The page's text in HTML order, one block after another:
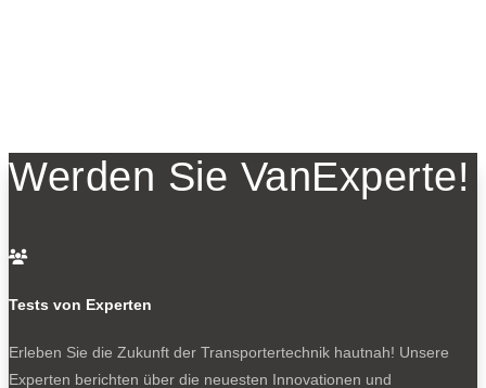
Werden Sie VanExperte!

Tests von Experten
Erleben Sie die Zukunft der Transportertechnik hautnah! Unsere
Experten berichten über die neuesten Innovationen und